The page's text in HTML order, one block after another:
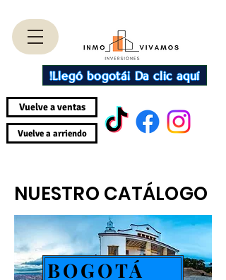
!Llegó bogotá¡ Da clic aquí
Vuelve a ventas
Vuelve a arriendo
NUESTRO CATÁLOGO
BOGOTÁ